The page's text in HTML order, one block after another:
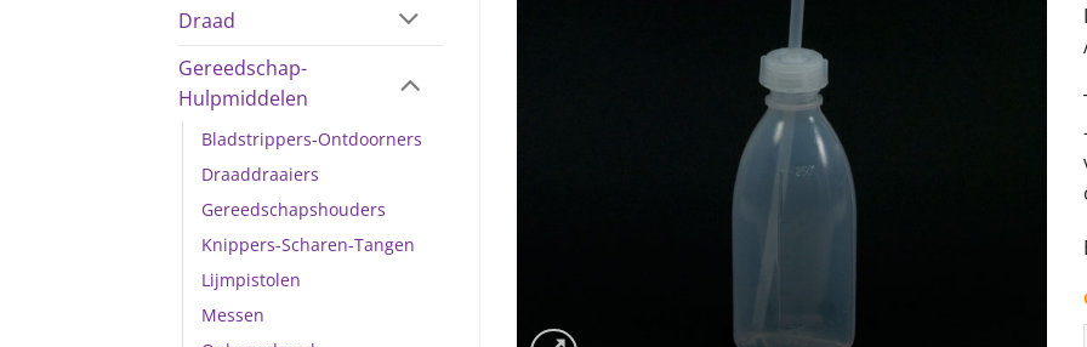
Draad
Gereedschap-
Hulpmiddelen
Bladstrippers-Ontdoorners
Draaddraaiers
Gereedschapshouders
Knippers-Scharen-Tangen
Lijmpistolen
Messen